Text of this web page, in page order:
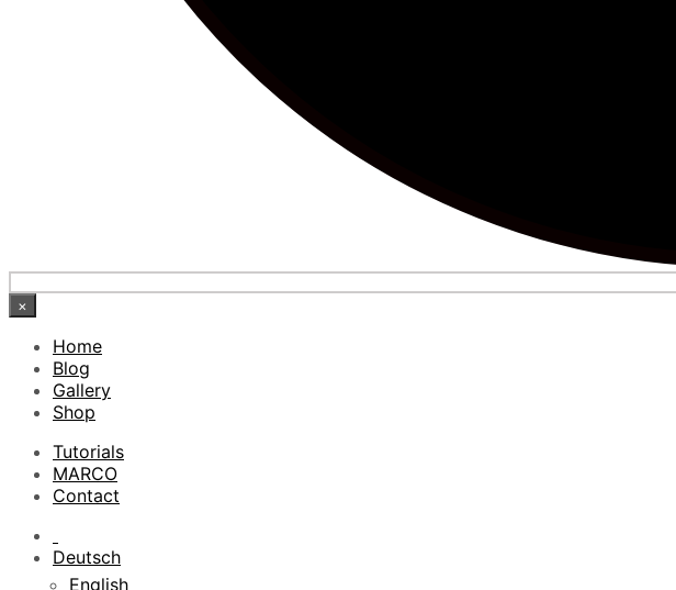
×
Home
Blog
Gallery
Shop
Tutorials
MARCO
Contact
Deutsch
English